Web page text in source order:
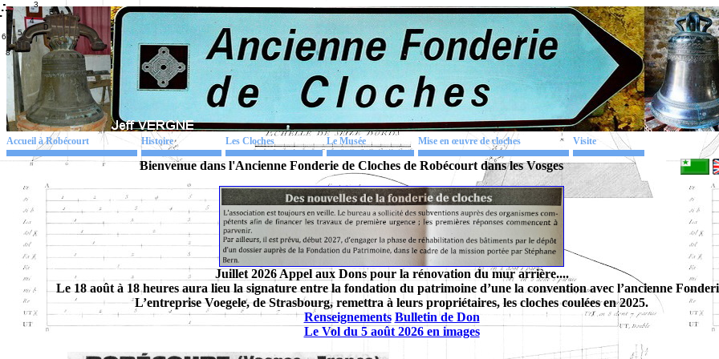
E
D
I
8
3
4
5
6
.....
Accueil à Robécourt Histoire Les Cloches Le Musée Mise en œuvre de cloches Visite
Bienvenue dans l'Ancienne Fonderie de Cloches de Robécourt dans les Vosges
Juillet 2026 Appel aux Dons pour la rénovation du mur arrière....
Le 18 août à 18 heures aura lieu la signature entre la fondation du patrimoine d’une la convention avec l’ancienne
L’entreprise Voegele, de Strasbourg, remettra à leurs propriétaires, les cloches coulées en 2025.
Renseignements Bulletin de Don
Le Vol du 5 août 2026 en images